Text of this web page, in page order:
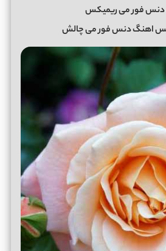
فور می ریمیکس
اهنگ دنس فور می چالش